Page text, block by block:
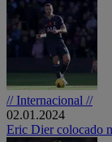
// Internacional //
02.01.2024
Eric Dier colocado